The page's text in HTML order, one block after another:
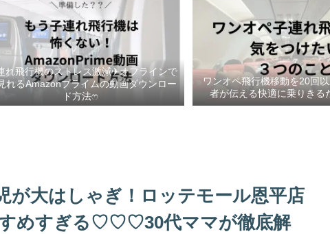
れ飛行機のストレス激減✈︎オフラインで
れるAmazonプライムの動画ダウンロー
ド方法ෆ ‬
ワンオペ飛行機移動を20回
者が伝える快適に乗りきる
が大はしゃぎ！ロッテモール恩平店
めすぎる♡♡♡30代ママが徹底解